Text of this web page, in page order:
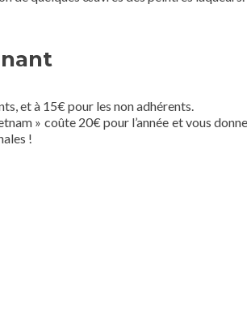
et à 15€ pour les non adhérents.
» coûte 20€ pour l’année et vous
!